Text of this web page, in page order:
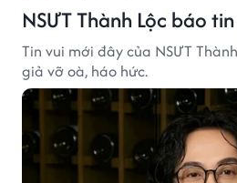
NSƯT Thành Lộc báo
Tin vui mới đây của NSƯT
giả vỡ oà, háo hức.